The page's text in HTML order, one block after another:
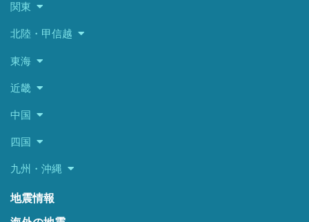
関東
北陸・甲信越
東海
近畿
中国
四国
九州・沖縄
地震情報